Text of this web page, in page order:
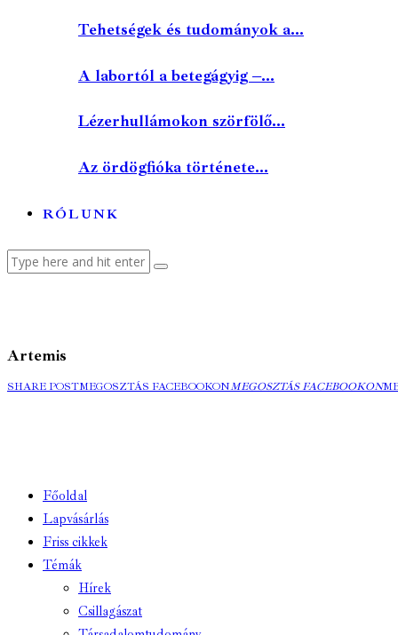
Tehetségek és tudományok a...
A labortól a betegágyig –...
Lézerhullámokon szörfölő...
Az ördögfióka története...
RÓLUNK
Artemis
SHARE POSTMEGOSZTÁS FACEBOOKONMEGOSZTÁS FACEBOOKON
Főoldal
Lapvásárlás
Friss cikkek
Témák
Hírek
Csillagászat